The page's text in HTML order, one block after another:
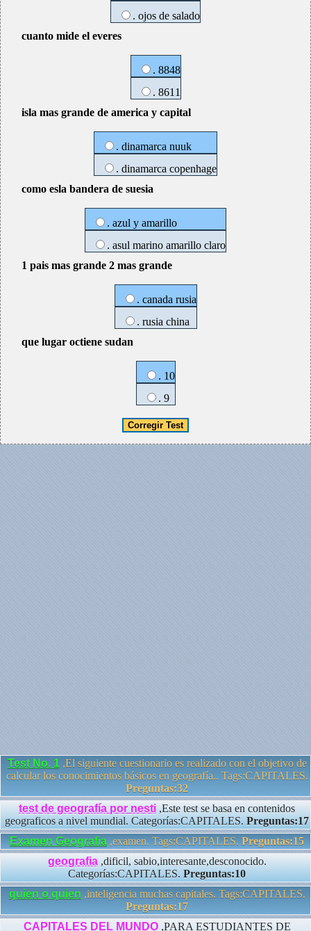
. ojos de salado
cuanto mide el everes
. 8848
. 8611
isla mas grande de america y capital
. dinamarca nuuk
. dinamarca copenhage
como esla bandera de suesia
. azul y amarillo
. asul marino amarillo claro
1 pais mas grande 2 mas grande
. canada rusia
. rusia china
que lugar octiene sudan
. 10
. 9
Test No. 1,El siguiente cuestionario es realizado con el objetivo de
calcular los conocimientos básicos en geografía.. Tags:CAPITALES.
Preguntas:32
test de geografía por nesti ,Este test se basa en contenidos
geograficos a nivel mundial. Categorías:CAPITALES. Preguntas:17
Examen Geografia ,examen. Tags:CAPITALES. Preguntas:15
geografia,dificil, sabio,interesante,desconocido.
Categorías:CAPITALES.Preguntas:10
quien o quien ,inteligencia muchas capitales. Tags:CAPITALES.
Preguntas:17
CAPITALES DEL MUNDO,PARA ESTUDIANTES DE